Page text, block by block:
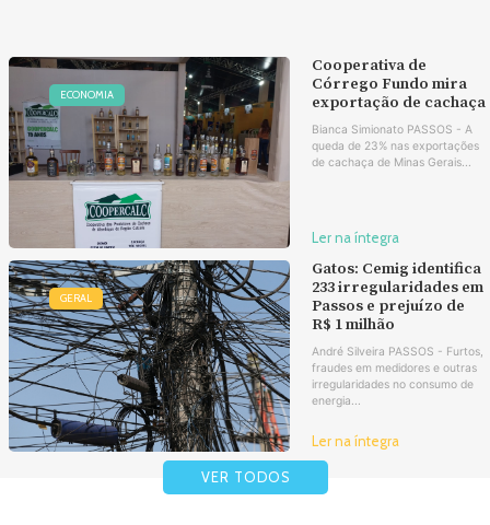
ECONOMIA
Cooperativa de
Córrego Fundo mira
exportação de cachaça
Bianca Simionato PASSOS - A
queda de 23% nas exportações
de cachaça de Minas Gerais...
Ler na íntegra
GERAL
Gatos: Cemig identifica
233 irregularidades em
Passos e prejuízo de
R$ 1 milhão
André Silveira PASSOS - Furtos,
fraudes em medidores e outras
irregularidades no consumo de
energia...
Ler na íntegra
VER TODOS